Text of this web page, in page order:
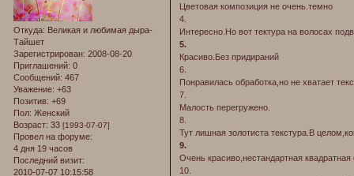
Откуда: Великая и любимая дыра-
Тайшет
Зарегистрирован: 2008-08-20
Приглашений: 0
Сообщений: 467
Уважение: +63
Позитив: +69
Пол: Женский
Возраст: 33 [1993-07-07]
Провел на форуме:
4 дня 19 часов
Последний визит:
2010-07-07 10:15:58
Цветовая композиция не очень.темно
4.
Интересно.Но вот тектура на волосах
5.
Красиво.Без придираний
6.
Понравилась обработка,но не хватает
7.
Малость перегружено.
8.
Тут лишная золотиста текстура.В
9.
Очень красиво,нестандартная
10.